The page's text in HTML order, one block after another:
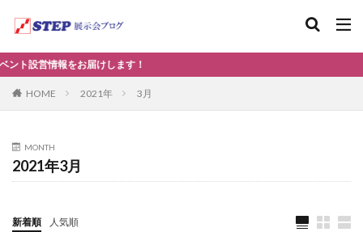
をお届けします！
HOME 2021年 3月
MONTH
2021年3月
新着順 人気順